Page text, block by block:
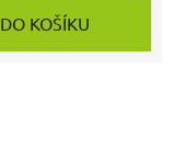
DO KOŠÍKU